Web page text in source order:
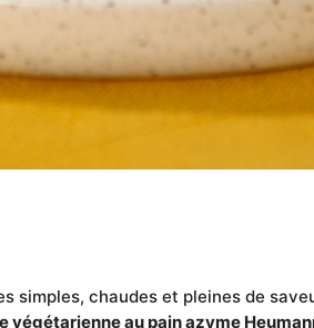
simples, chaudes et pleines de
végétarienne au pain azyme